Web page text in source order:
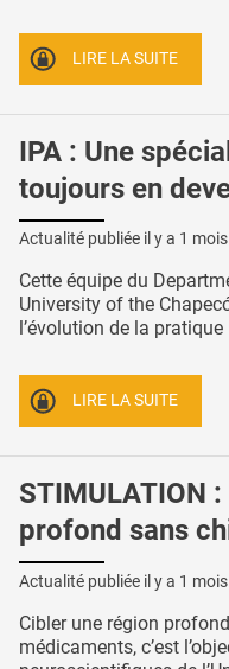
LIRE LA SUITE
IPA : Une
toujours en
Actualité publiée il y a 1
Cette équipe du
University of the
l’évolution de la
LIRE LA SUITE
STIMULATION
profond sans
Actualité publiée il y a 1
Cibler une région
médicaments, c’est